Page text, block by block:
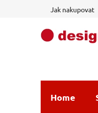
Jak nakupovat
Home